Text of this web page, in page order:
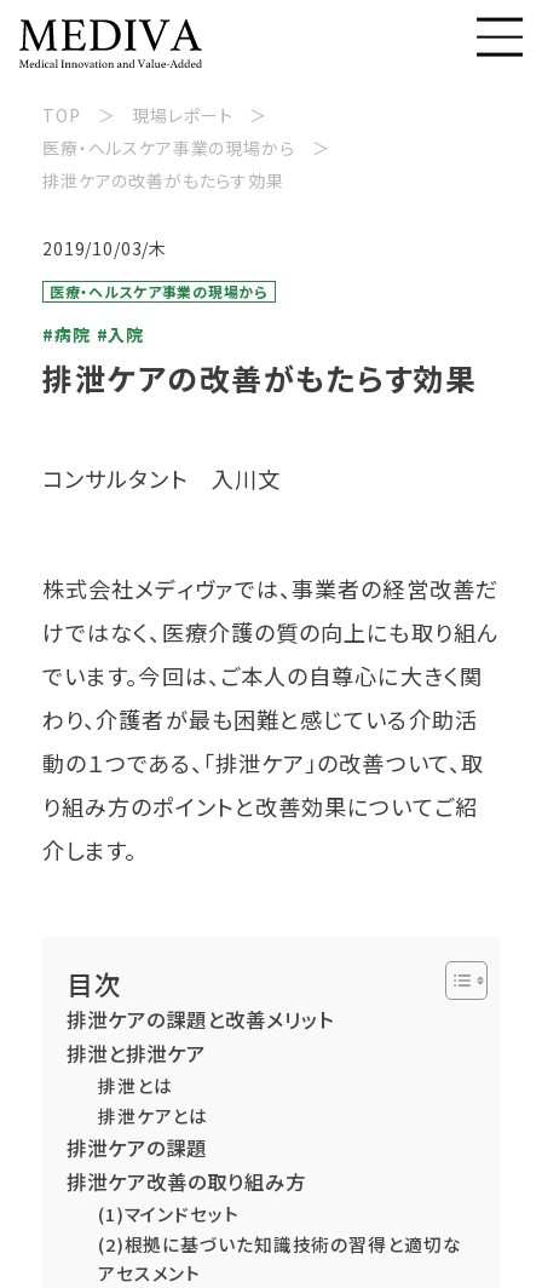
TOP
現場レポート
医療・ヘルスケア事業の現場から
排泄ケアの改善がもたらす効果
2019/10/03/木
医療・ヘルスケア事業の現場から
#病院 #入院
排泄ケアの改善がもたらす効果
コンサルタント 入川文
株式会社メディヴァでは、事業者の経営改善だ
けではなく、医療介護の質の向上にも取り組ん
でいます。今回は、ご本人の自尊心に大きく関
わり、介護者が最も困難と感じている介助活
動の１つである、「排泄ケア」の改善ついて、取
り組み方のポイントと改善効果についてご紹
介します。
目次
排泄ケアの課題と改善メリット
排泄と排泄ケア
排泄とは
排泄ケアとは
排泄ケアの課題
排泄ケア改善の取り組み方
(1)マインドセット
(2)根拠に基づいた知識技術の習得と適切な
アセスメント